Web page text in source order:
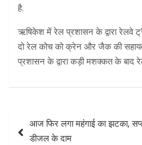
है.
ऋषिकेश में रेल प्रशासन के द्वारा
दो रेल कोच को क्रेन और जैक की
प्रशासन के द्वारा कड़ी मशक्कत के बाद
navigation
आज फिर लगा महंगाई का झटका,
डीजल के दाम